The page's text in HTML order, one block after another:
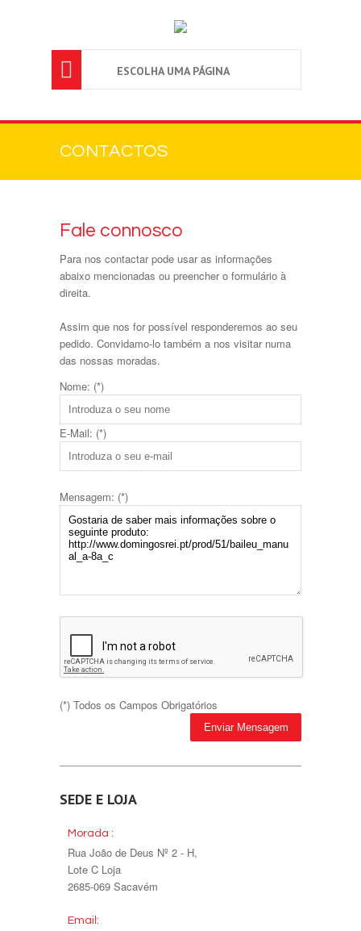
 ESCOLHA UMA PÁGINA
CONTACTOS
Fale connosco
Para nos contactar pode usar as informações
abaixo mencionadas ou preencher o formulário à
direita.
Assim que nos for possível responderemos ao seu
pedido. Convidamo-lo também a nos visitar numa
das nossas moradas.
Nome: (*)
E-Mail: (*)
Mensagem: (*)
(*) Todos os Campos Obrigatórios
SEDE E LOJA
Morada :
Rua João de Deus Nº 2 - H,
Lote C Loja
2685-069 Sacavém
Email: